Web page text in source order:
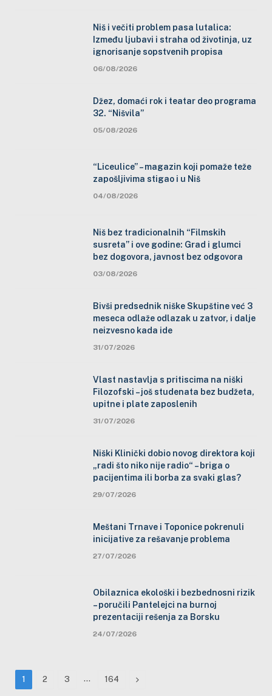
Niš i večiti problem pasa lutalica:
Između ljubavi i straha od životinja, uz
ignorisanje sopstvenih propisa
06/08/2026
Džez, domaći rok i teatar deo programa
32. “Nišvila”
05/08/2026
“Liceulice” – magazin koji pomaže teže
zapošljivima stigao i u Niš
04/08/2026
Niš bez tradicionalnih “Filmskih
susreta” i ove godine: Grad i glumci
bez dogovora, javnost bez odgovora
03/08/2026
Bivši predsednik niške Skupštine već 3
meseca odlaže odlazak u zatvor, i dalje
neizvesno kada ide
31/07/2026
Vlast nastavlja s pritiscima na niški
Filozofski – još studenata bez budžeta,
upitne i plate zaposlenih
31/07/2026
Niški Klinički dobio novog direktora koji
„radi što niko nije radio“ – briga o
pacijentima ili borba za svaki glas?
29/07/2026
Meštani Trnave i Toponice pokrenuli
inicijative za rešavanje problema
27/07/2026
Obilaznica ekološki i bezbednosni rizik
– poručili Pantelejci na burnoj
prezentaciji rešenja za Borsku
24/07/2026
1 2 3 … 164 Next